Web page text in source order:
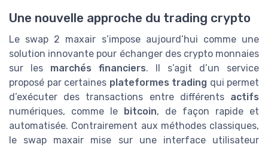
Une nouvelle approche du trading crypto
Le swap 2 maxair s’impose aujourd’hui comme une
solution innovante pour échanger des crypto monnaies
sur les marchés financiers. Il s’agit d’un service
proposé par certaines plateformes trading qui permet
d’exécuter des transactions entre différents actifs
numériques, comme le bitcoin, de façon rapide et
automatisée. Contrairement aux méthodes classiques,
le swap maxair mise sur une interface utilisateur